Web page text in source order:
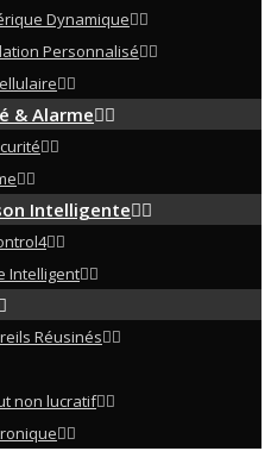
Dynamique
Personnalisé
& Alarme
Intelligente
Intelligent
Réusinés
non lucratif